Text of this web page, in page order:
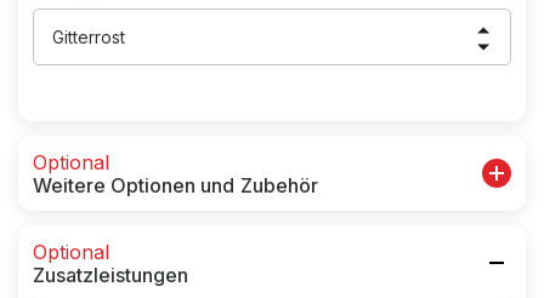
Gitterrost
Optional
Weitere Optionen und Zubehör
Optional
Zusatzleistungen